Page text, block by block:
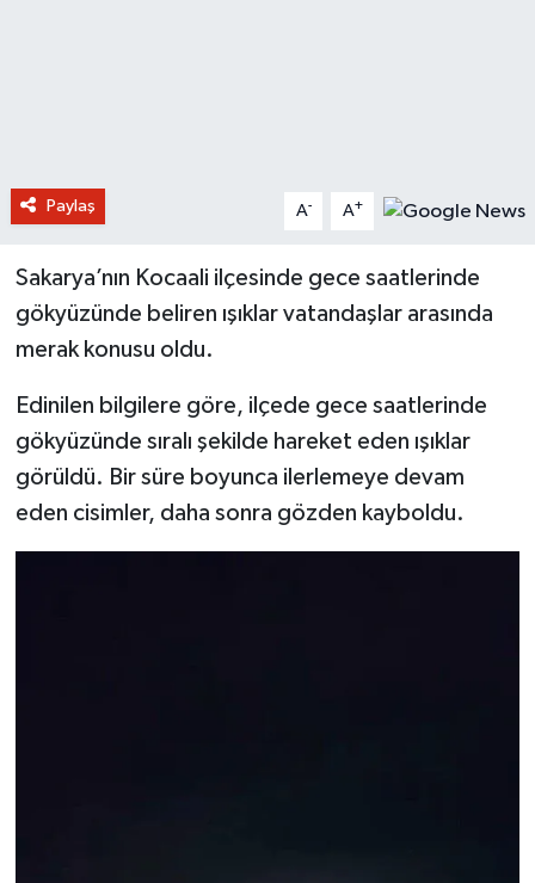
Paylaş A- A+
Sakarya’nın Kocaali ilçesinde gece saatlerinde
gökyüzünde beliren ışıklar vatandaşlar arasında
merak konusu oldu.
Edinilen bilgilere göre, ilçede gece saatlerinde
gökyüzünde sıralı şekilde hareket eden ışıklar
görüldü. Bir süre boyunca ilerlemeye devam
eden cisimler, daha sonra gözden kayboldu.